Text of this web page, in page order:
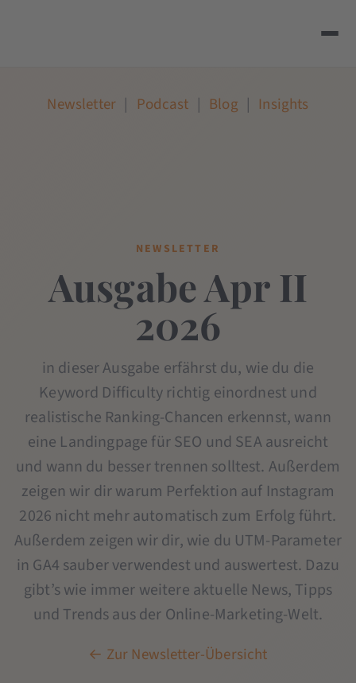
Newsletter | Podcast | Blog | Insights
NEWSLETTER
Ausgabe Apr II
2026
in dieser Ausgabe erfährst du, wie du die
Keyword Difficulty richtig einordnest und
realistische Ranking-Chancen erkennst, wann
eine Landingpage für SEO und SEA ausreicht
und wann du besser trennen solltest. Außerdem
zeigen wir dir warum Perfektion auf Instagram
2026 nicht mehr automatisch zum Erfolg führt.
Außerdem zeigen wir dir, wie du UTM-Parameter
in GA4 sauber verwendest und auswertest. Dazu
gibt’s wie immer weitere aktuelle News, Tipps
und Trends aus der Online-Marketing-Welt.
← Zur Newsletter-Übersicht